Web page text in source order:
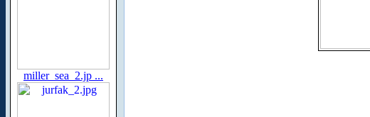
miller_sea_2.jp ...